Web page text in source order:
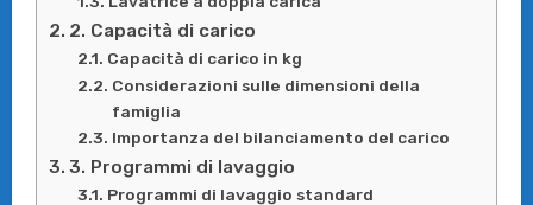
2. Capacità di carico
Capacità di carico in kg
Considerazioni sulle dimensioni della
famiglia
Importanza del bilanciamento del carico
3. Programmi di lavaggio
Programmi di lavaggio standard